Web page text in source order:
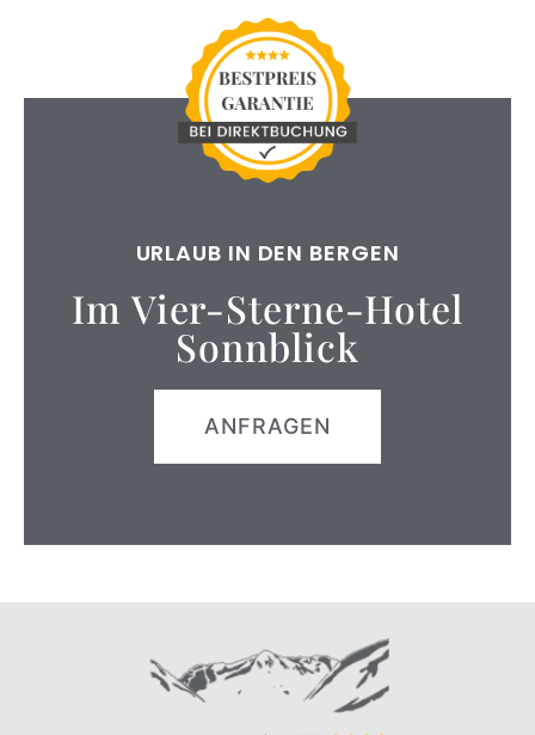
URLAUB IN DEN BERGEN
Im Vier-Sterne-Hotel
Sonnblick
ANFRAGEN